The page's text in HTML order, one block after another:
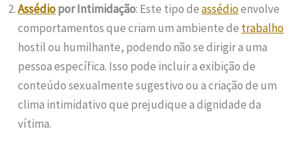
Assédiopor Intimidação: Este tipo deassédioenvolve
comportamentos que criam um ambiente de trabalho
hostil ou humilhante, podendo não se dirigir a uma
pessoa específica. Isso pode incluir a exibição de
conteúdo sexualmente sugestivo ou a criação de um
clima intimidativo que prejudique a dignidade da
vítima.